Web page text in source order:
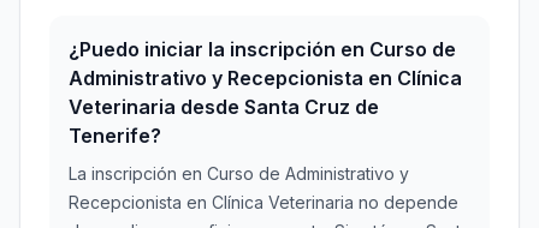
¿Puedo iniciar la inscripción en Curso de
Administrativo y Recepcionista en Clínica
Veterinaria desde Santa Cruz de
Tenerife?
La inscripción en Curso de Administrativo y
Recepcionista en Clínica Veterinaria no depende